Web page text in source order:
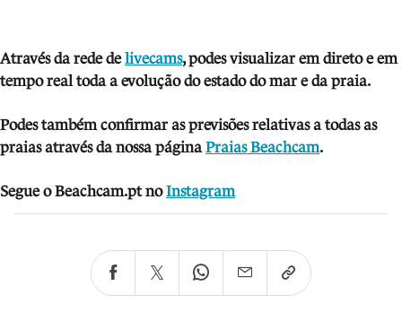
Através da rede delivecams, podes visualizar em direto e em
tempo real toda a evolução do estado do mar e da praia.
Podes também confirmar as previsões relativas a todas as
praias através da nossa páginaPraias Beachcam.
Segue o Beachcam.pt no Instagram